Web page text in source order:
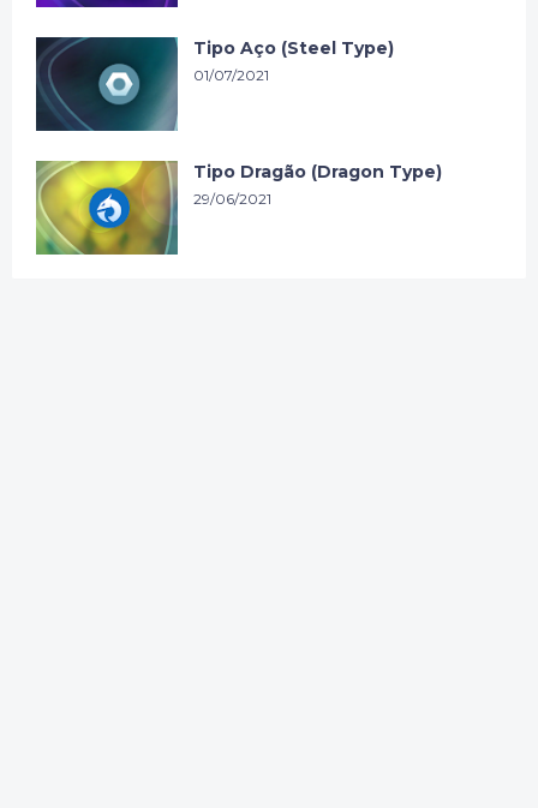
Tipo Aço (Steel Type)
01/07/2021
Tipo Dragão (Dragon Type)
29/06/2021